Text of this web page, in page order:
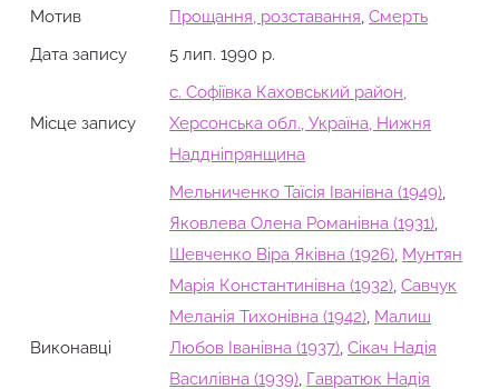
Мотив
Прощання, розставання ,Смерть
Дата запису
5 лип. 1990 р.
Місце запису
с. Софіївка Каховський район,
Херсонська обл., Україна, Нижня
Наддніпрянщина
Виконавці
Мельниченко Таїсія Іванівна (1949)
Яковлева Олена Романівна (1931)
Шевченко Віра Яківна (1926) Мунтян
Марія Константинівна (1932) ,Савчук
Меланія Тихонівна (1942) Малиш
Любов Іванівна (1937) ,Сікач Надія
Василівна (1939) Гавратюк Надія